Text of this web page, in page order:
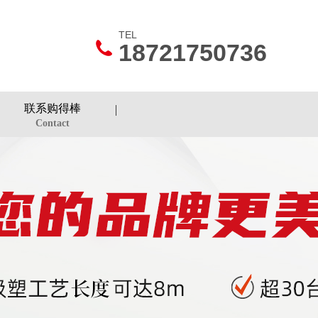
TEL
18721750736
联系购得棒
Contact